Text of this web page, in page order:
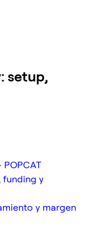
setup,
funding y
y margen